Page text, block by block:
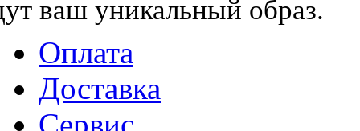
ваш уникальный образ.
Оплата
Доставка